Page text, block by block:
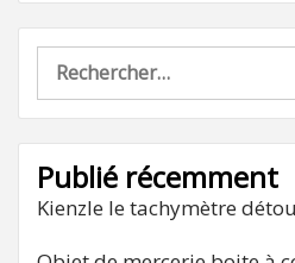
Rechercher :
Publié récemment
Kienzle le tachymètre